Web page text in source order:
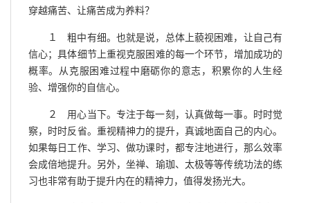
穿越痛苦、让痛苦成为养料？
１ 粗中有细。也就是说，总体上藐视困难，让自己有
信心；具体细节上重视克服困难的每一个环节，增加成功的
概率。从克服困难过程中磨砺你的意志，积累你的人生经
验、增强你的自信心。
２ 用心当下。专注于每一刻，认真做每一事。时时觉
察，时时反省。重视精神力的提升，真诚地面自己的内心。
如果每日工作、学习、做功课时，都专注地进行，那么效率
会成倍地提升。另外，坐禅、瑜珈、太极等等传统功法的练
习也非常有助于提升内在的精神力，值得发扬光大。